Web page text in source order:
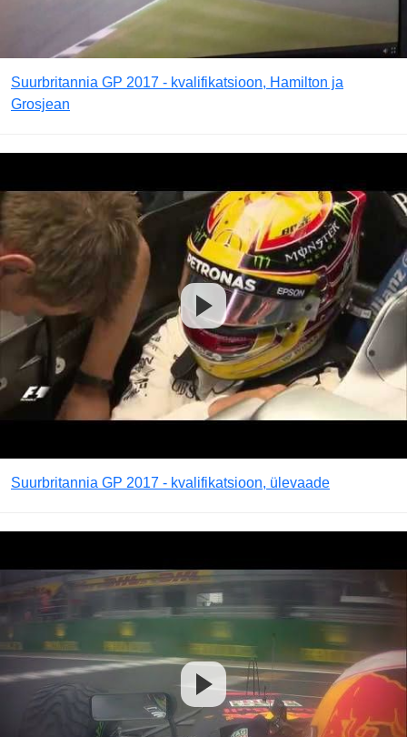
Suurbritannia GP 2017 - kvalifikatsioon, Hamilton ja
Grosjean
Suurbritannia GP 2017 - kvalifikatsioon, ülevaade